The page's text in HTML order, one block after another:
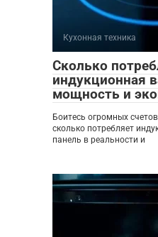
Кухонная техника
Сколько
индукционная
мощность и
Боитесь огромных
сколько потребляет
панель в реальности и